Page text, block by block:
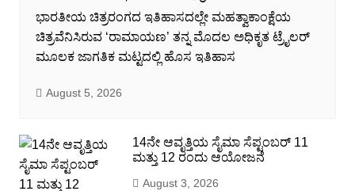
ಭಾರತೀಯ ಚಿತ್ರರಂಗದ ಇತಿಹಾಸದಲ್ಲೇ ಮಹತ್ವಾಕಾಂಕ್ಷೆಯ
ಚಿತ್ರವೆನಿಸಿರುವ ‘ರಾಮಾಯಣ’ ತನ್ನ ಮೊದಲ ಅಧಿಕೃತ ಟ್ರೈಲರ್
ಮೂಲಕ ಜಾಗತಿಕ ಮಟ್ಟದಲ್ಲಿ ಹೊಸ ಇತಿಹಾಸ
August 5, 2026
14ನೇ ಆವೃತ್ತಿಯ ಸೈಮಾ ಸೆಪ್ಟಂಬರ್ 11
ಮತ್ತು 12 ರಂದು ಆಯೋಜನೆ
August 3, 2026